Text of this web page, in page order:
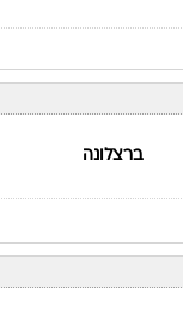
ברצלונה